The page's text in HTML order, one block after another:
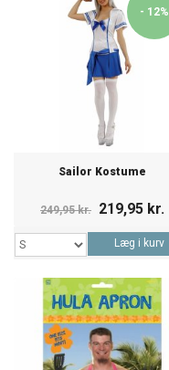
- 12%
Sailor Kostume
249,95 kr. 219,95 kr.
Læg i kurv